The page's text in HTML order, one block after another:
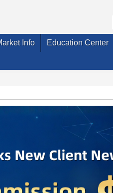
Info Education Center